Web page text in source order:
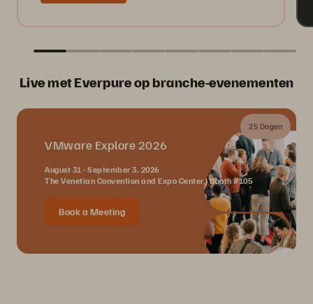
Live met Everpure op branche-evenementen
25 Dagen
VMware Explore 2026
August 31 - September 3, 2026
The Venetian Convention and Expo Center | Booth #105
Book a Meeting